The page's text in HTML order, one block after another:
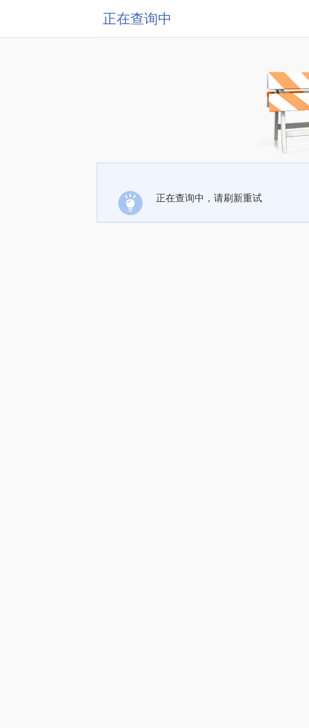
正在查询中
正在查询中，请刷新重试